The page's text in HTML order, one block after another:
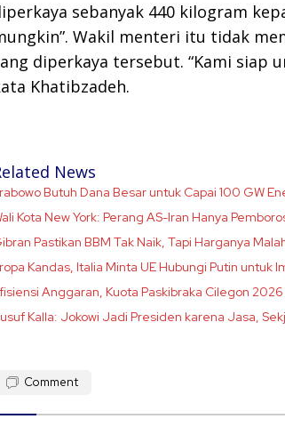
sebanyak 440 kilogram
Wakil menteri itu tidak
diperkaya tersebut. “Kami siap
Khatibzadeh.
News
Butuh Dana Besar untuk Capai 100 GW
Kota New York: Perang AS-Iran Hanya
Pastikan BBM Tak Naik, Tapi Harganya
Kandas, Italia Minta UE Hubungi Putin untuk
Anggaran, Kuota Paskibraka Cilegon
Kalla: Jokowi Jadi Presiden karena Jasa,
Comment